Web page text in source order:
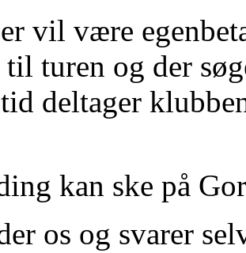
vil være
turen og der
deltager
kan ske på
os og svarer